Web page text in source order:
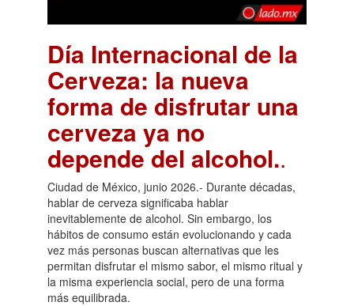
Día Internacional de la
Cerveza: la nueva
forma de disfrutar una
cerveza ya no
depende del alcohol..
Ciudad de México, junio 2026.- Durante décadas,
hablar de cerveza significaba hablar
inevitablemente de alcohol. Sin embargo, los
hábitos de consumo están evolucionando y cada
vez más personas buscan alternativas que les
permitan disfrutar el mismo sabor, el mismo ritual y
la misma experiencia social, pero de una forma
más equilibrada.